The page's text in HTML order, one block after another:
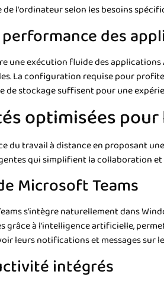
l'ordinateur selon les besoins
des
une exécution fluide des
La configuration requise pour
de stockage suffisent pour une
optimisées
du travail à distance en proposant
qui simplifient la collaboration
Microsoft Teams
s'intègre naturellement dans
grâce à l'intelligence artificielle,
leurs notifications et messages sur
intégrés